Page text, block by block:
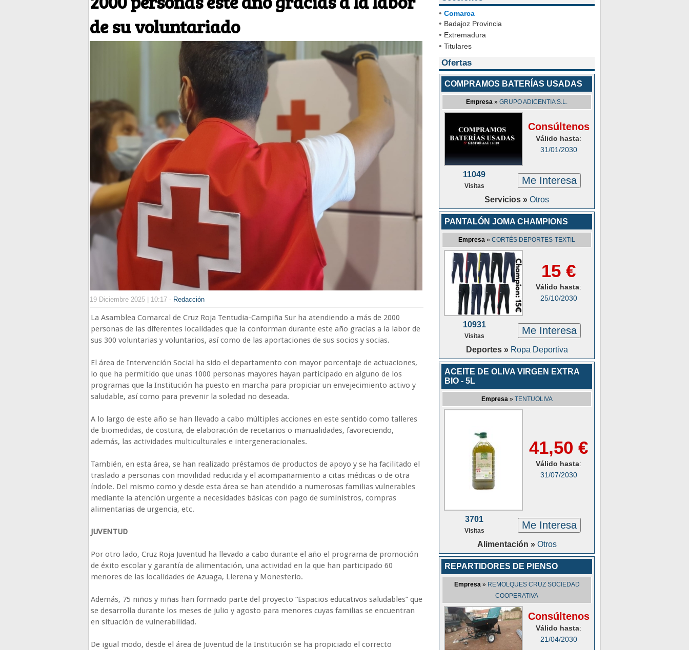
de su voluntariado
19 Diciembre 2025 | 10:17 - Redacción
La Asamblea Comarcal de Cruz Roja Tentudia-Campiña Sur ha atendiendo a más de 2000
personas de las diferentes localidades que la conforman durante este año gracias a la labor de
sus 300 voluntarias y voluntarios, así como de las aportaciones de sus socios y socias.
El área de Intervención Social ha sido el departamento con mayor porcentaje de actuaciones,
lo que ha permitido que unas 1000 personas mayores hayan participado en alguno de los
programas que la Institución ha puesto en marcha para propiciar un envejecimiento activo y
saludable, así como para prevenir la soledad no deseada.
A lo largo de este año se han llevado a cabo múltiples acciones en este sentido como talleres
de biomedidas, de costura, de elaboración de recetarios o manualidades, favoreciendo,
además, las actividades multiculturales e intergeneracionales.
También, en esta área, se han realizado préstamos de productos de apoyo y se ha facilitado el
traslado a personas con movilidad reducida y el acompañamiento a citas médicas o de otra
índole. Del mismo como y desde esta área se han atendido a numerosas familias vulnerables
mediante la atención urgente a necesidades básicas con pago de suministros, compras
alimentarias de urgencia, etc.
JUVENTUD
Por otro lado, Cruz Roja Juventud ha llevado a cabo durante el año el programa de promoción
de éxito escolar y garantía de alimentación, una actividad en la que han participado 60
menores de las localidades de Azuaga, Llerena y Monesterio.
Además, 75 niños y niñas han formado parte del proyecto “Espacios educativos saludables” que
se desarrolla durante los meses de julio y agosto para menores cuyas familias se encuentran
en situación de vulnerabilidad.
De igual modo, desde el área de Juventud de la Institución se ha propiciado el correcto
• Comarca
• Badajoz Provincia
• Extremadura
• Titulares
Ofertas
COMPRAMOS BATERÍAS USADAS
Empresa » GRUPO ADICENTIA S.L.
Consúltenos
Válido hasta:
31/01/2030
11049
Visitas Me Interesa
Servicios » Otros
PANTALÓN JOMA CHAMPIONS
Empresa » CORTÉS DEPORTES-TEXTIL
15 €
Válido hasta:
25/10/2030
10931
Visitas Me Interesa
Deportes » Ropa Deportiva
ACEITE DE OLIVA VIRGEN EXTRA
BIO - 5L
Empresa» TENTUOLIVA
41,50 €
Válido hasta:
31/07/2030
3701
Visitas Me Interesa
Alimentación » Otros
REPARTIDORES DE PIENSO
Empresa» REMOLQUES CRUZ SOCIEDAD
COOPERATIVA
Consúltenos
Válido hasta:
21/04/2030